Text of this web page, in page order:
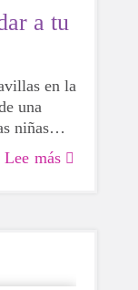
a tu
en la
una
niñas
no
bien o
Lee más